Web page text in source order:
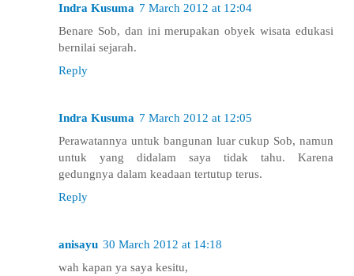
Indra Kusuma 7 March 2012 at 12:04
Benare Sob, dan ini merupakan obyek wisata edukasi
bernilai sejarah.
Reply
Indra Kusuma 7 March 2012 at 12:05
Perawatannya untuk bangunan luar cukup Sob, namun
untuk yang didalam saya tidak tahu. Karena
gedungnya dalam keadaan tertutup terus.
Reply
anisayu 30 March 2012 at 14:18
wah kapan ya saya kesitu,